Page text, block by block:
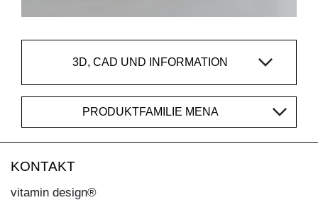
3D, CAD UND INFORMATION
PRODUKTFAMILIE MENA
KONTAKT
vitamin design®